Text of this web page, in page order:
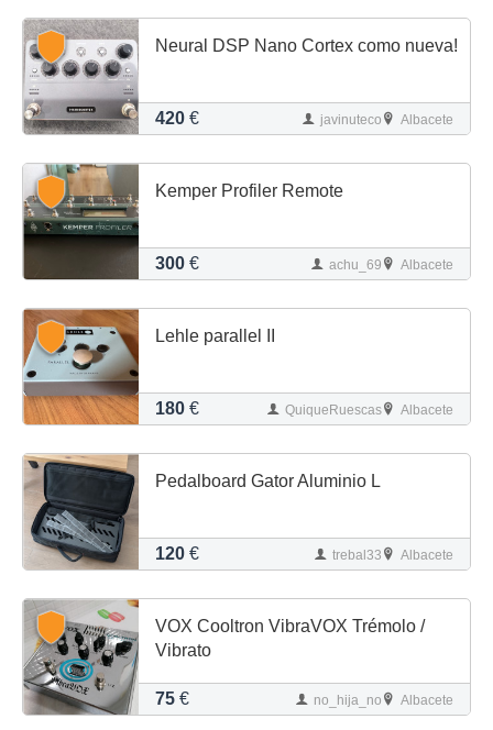
Neural DSP Nano Cortex como nueva!
420 € javinuteco Albacete
Kemper Profiler Remote
300 € achu_69 Albacete
Lehle parallel II
180 € QuiqueRuescas Albacete
Pedalboard Gator Aluminio L
120 € trebal33 Albacete
VOX Cooltron VibraVOX Trémolo /
Vibrato
75 € no_hija_no Albacete